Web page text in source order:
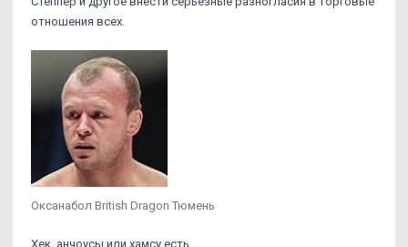
отношения всех.
Оксанабол British Dragon Тюмень
Хек, анчоусы или хамсу есть.